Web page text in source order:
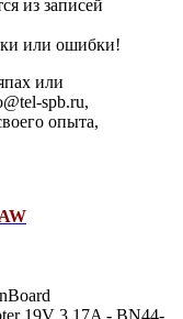
из записей
или ошибки!
или
spb.ru,
опыта,